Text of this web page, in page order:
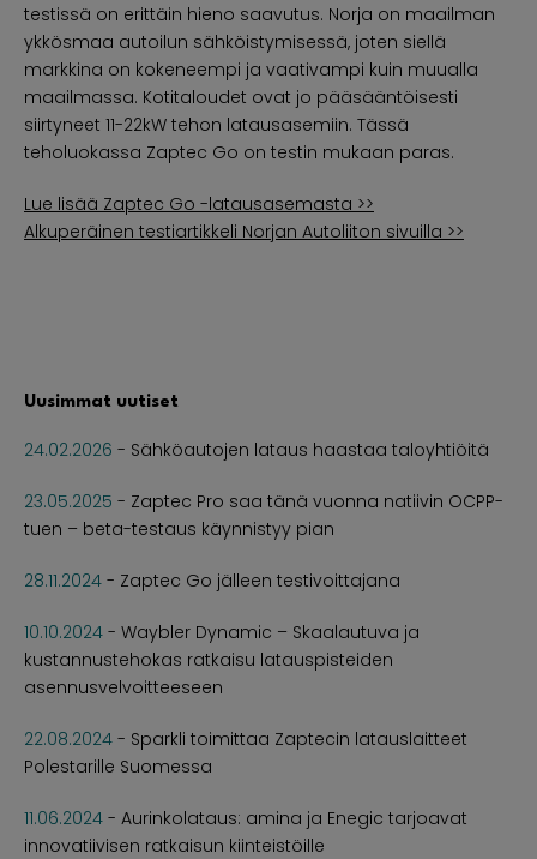
testissä on erittäin hieno saavutus. Norja on maailman
ykkösmaa autoilun sähköistymisessä, joten siellä
markkina on kokeneempi ja vaativampi kuin muualla
maailmassa. Kotitaloudet ovat jo pääsääntöisesti
siirtyneet 11-22kW tehon latausasemiin. Tässä
teholuokassa Zaptec Go on testin mukaan paras.
Lue lisää Zaptec Go -latausasemasta >>
Alkuperäinen testiartikkeli Norjan Autoliiton sivuilla >>
Uusimmat uutiset
24.02.2026 - Sähköautojen lataus haastaa taloyhtiöitä
23.05.2025 - Zaptec Pro saa tänä vuonna natiivin OCPP-
tuen – beta-testaus käynnistyy pian
28.11.2024 - Zaptec Go jälleen testivoittajana
10.10.2024 - Waybler Dynamic – Skaalautuva ja
kustannustehokas ratkaisu latauspisteiden
asennusvelvoitteeseen
22.08.2024 - Sparkli toimittaa Zaptecin latauslaitteet
Polestarille Suomessa
11.06.2024 - Aurinkolataus: amina ja Enegic tarjoavat
innovatiivisen ratkaisun kiinteistöille